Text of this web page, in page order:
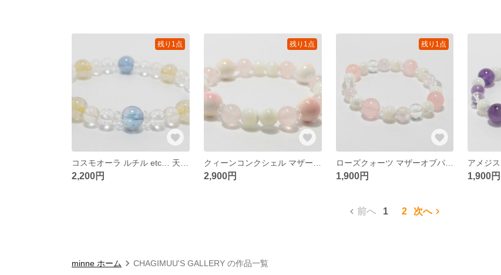
残り1点
2,200円
残り1点
2,900円
残り1点
ローズクォーツ マザーオブパール 水晶 天然石ブレスレット
1,900円 1,900円
前へ 1 2 次へ
minne ホーム CHAGIMUU'S GALLERY の作品一覧